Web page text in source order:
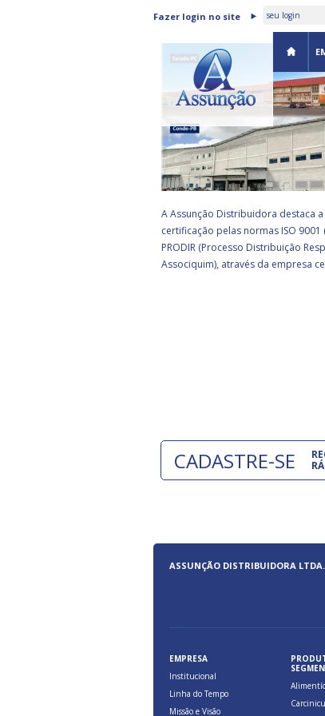
Fazer login no site
ASSUNÇÃO
CERTIFICADA PELA BSI
A Assunção Distribuidora destaca
certificação pelas normas ISO 9001
PRODIR (Processo Distribuição
Associquim), através da empresa
CADASTRE-SE
ASSUNÇÃO DISTRIBUIDORA LTDA.
EMPRESA
Institucional
Linha do Tempo
Missão e Visão